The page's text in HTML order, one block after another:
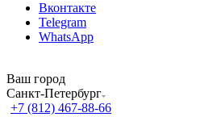
Вконтакте
Telegram
WhatsApp
Ваш город
Санкт-Петербург
+7 (812) 467-88-66